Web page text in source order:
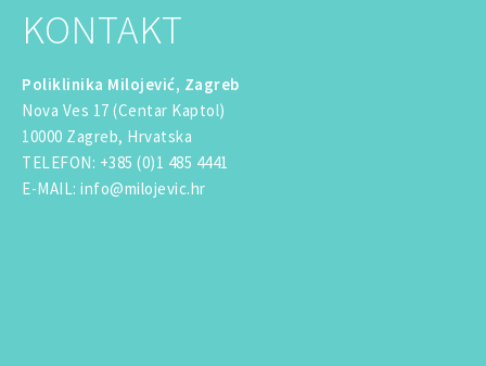
KONTAKT
Poliklinika Milojević, Zagreb
Nova Ves 17 (Centar Kaptol)
10000 Zagreb, Hrvatska
TELEFON: +385 (0)1 485 4441
E-MAIL: info@milojevic.hr